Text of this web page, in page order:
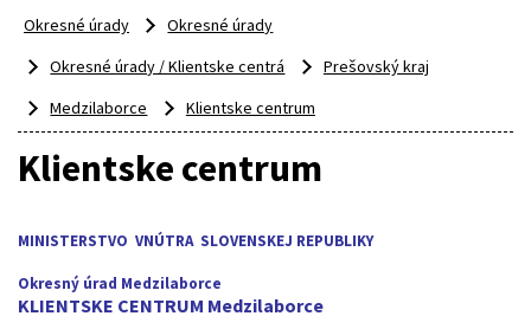
Okresné úrady
Okresné úrady
Okresné úrady / Klientske centrá
Prešovský kraj
Medzilaborce
Klientske centrum
Klientske centrum
MINISTERSTVO VNÚTRA SLOVENSKEJ REPUBLIKY
Okresný úrad Medzilaborce
KLIENTSKE CENTRUM Medzilaborce